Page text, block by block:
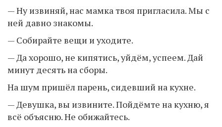
— Ну извиняй, нас мамка твоя пригласила. Мы с
ней давно знакомы.
— Собирайте вещи и уходите.
— Да хорошо, не кипятись, уйдём, успеем. Дай
минут десять на сборы.
На шум пришёл парень, сидевший на кухне.
— Девушка, вы извините. Пойдёмте на кухню, я
всё объясню. Не обижайтесь.